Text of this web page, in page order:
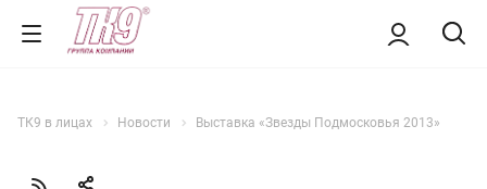
ТК9 в лицах Новости Выставка «Звезды Подмосковья 2013»